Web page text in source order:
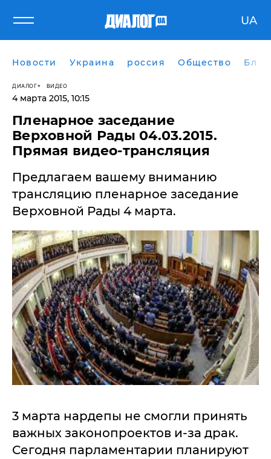
UA
Новости Украина россия Общество
ДИАЛОГ ВИДЕО
4 марта 2015, 10:15
Пленарное заседание
Верховной Рады 04.03.2015.
Прямая видео-трансляция
Предлагаем вашему вниманию
трансляцию пленарное заседание
Верховной Рады 4 марта.
3 марта нардепы не смогли принять
важных законопроектов и-за драк.
Сегодня парламентарии планируют